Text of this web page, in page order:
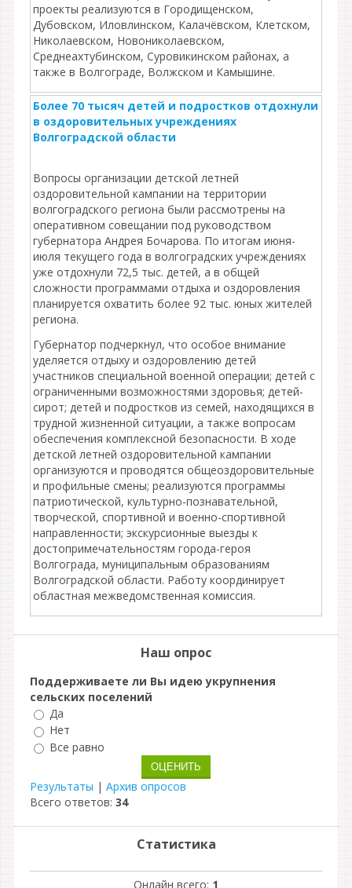
проекты реализуются в Городищенском,
Дубовском, Иловлинском, Калачёвском, Клетском,
Николаевском, Новониколаевском,
Среднеахтубинском, Суровикинском районах, а
также в Волгограде, Волжском и Камышине.
Более 70 тысяч детей и подростков отдохнули
в оздоровительных учреждениях
Волгоградской области
Вопросы организации детской летней
оздоровительной кампании на территории
волгоградского региона были рассмотрены на
оперативном совещании под руководством
губернатора Андрея Бочарова. По итогам июня-
июля текущего года в волгоградских учреждениях
уже отдохнули 72,5 тыс. детей, а в общей
сложности программами отдыха и оздоровления
планируется охватить более 92 тыс. юных жителей
региона.
Губернатор подчеркнул, что особое внимание
уделяется отдыху и оздоровлению детей
участников специальной военной операции; детей с
ограниченными возможностями здоровья; детей-
сирот; детей и подростков из семей, находящихся в
трудной жизненной ситуации, а также вопросам
обеспечения комплексной безопасности. В ходе
детской летней оздоровительной кампании
организуются и проводятся общеоздоровительные
и профильные смены; реализуются программы
патриотической, культурно-познавательной,
творческой, спортивной и военно-спортивной
направленности; экскурсионные выезды к
достопримечательностям города-героя
Волгограда, муниципальным образованиям
Волгоградской области. Работу координирует
областная межведомственная комиссия.
Наш опрос
Поддерживаете ли Вы идею укрупнения
сельских поселений
Да
Нет
Все равно
Результаты | Архив опросов
Всего ответов: 34
Статистика
Онлайн всего: 1